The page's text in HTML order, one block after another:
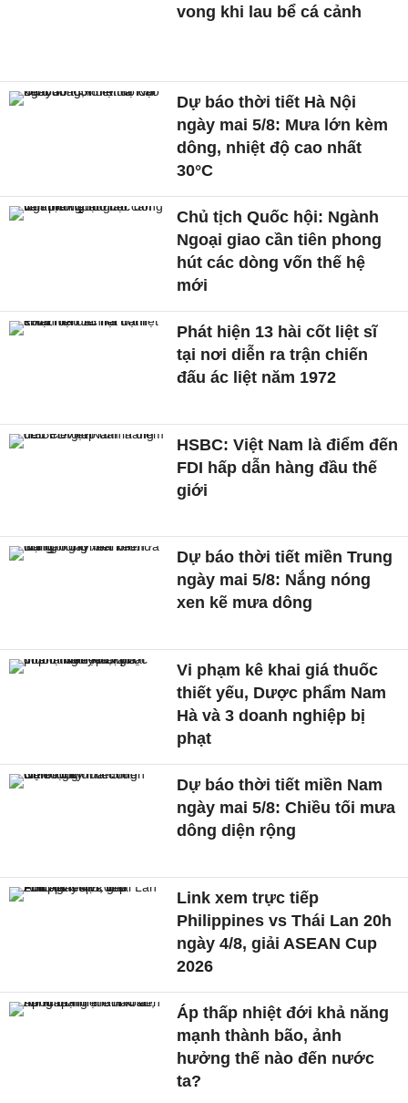
vong khi lau bể cá cảnh
Dự báo thời tiết Hà Nội
ngày mai 5/8: Mưa lớn kèm
dông, nhiệt độ cao nhất
30°C
Chủ tịch Quốc hội: Ngành
Ngoại giao cần tiên phong
hút các dòng vốn thế hệ
mới
Phát hiện 13 hài cốt liệt sĩ
tại nơi diễn ra trận chiến
đấu ác liệt năm 1972
HSBC: Việt Nam là điểm đến
FDI hấp dẫn hàng đầu thế
giới
Dự báo thời tiết miền Trung
ngày mai 5/8: Nắng nóng
xen kẽ mưa dông
Vi phạm kê khai giá thuốc
thiết yếu, Dược phẩm Nam
Hà và 3 doanh nghiệp bị
phạt
Dự báo thời tiết miền Nam
ngày mai 5/8: Chiều tối mưa
dông diện rộng
Link xem trực tiếp
Philippines vs Thái Lan 20h
ngày 4/8, giải ASEAN Cup
2026
Áp thấp nhiệt đới khả năng
mạnh thành bão, ảnh
hưởng thế nào đến nước
ta?